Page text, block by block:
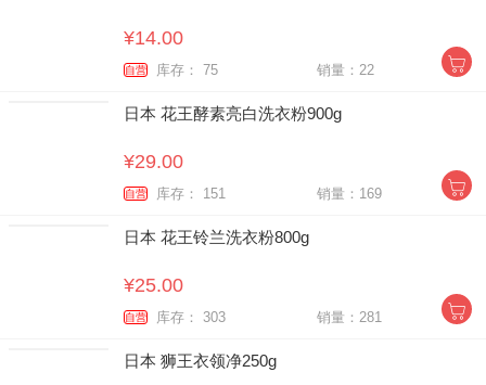
¥14.00
自营 库存： 75 销量：22
日本 花王酵素亮白洗衣粉900g
¥29.00
自营 库存： 151 销量：169
日本 花王铃兰洗衣粉800g
¥25.00
自营 库存： 303 销量：281
日本 狮王衣领净250g